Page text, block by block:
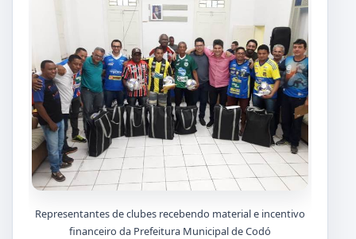
Representantes de clubes recebendo material e incentivo
financeiro da Prefeitura Municipal de Codó